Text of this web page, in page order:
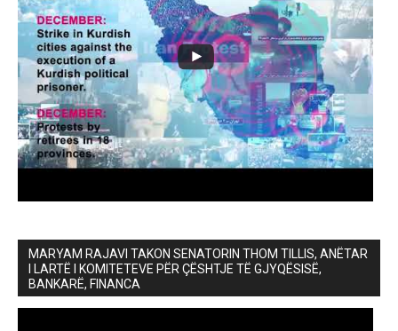
MARYAM RAJAVI TAKON SENATORIN THOM TILLIS, ANËTAR
I LARTË I KOMITETEVE PËR ÇËSHTJE TË GJYQËSISË,
BANKARË, FINANCA